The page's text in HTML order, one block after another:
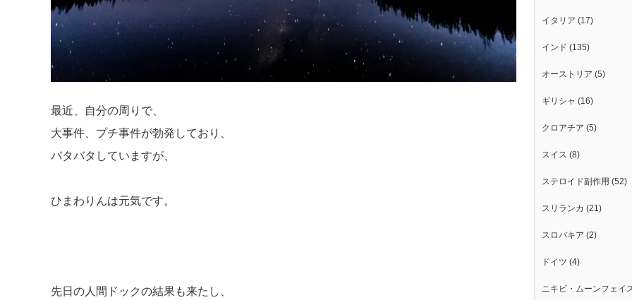
最近、自分の周りで、
大事件、プチ事件が勃発しており、
バタバタしていますが、
ひまわりんは元気です。
先日の人間ドックの結果も来たし、
イタリア (17)
インド (135)
オーストリア (5)
ギリシャ (16)
クロアチア (5)
スイス (8)
ステロイド副作用 (52)
スリランカ (21)
スロバキア (2)
ドイツ (4)
ニキビ・ムーンフェイ